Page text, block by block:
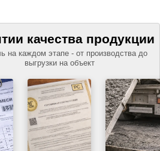
качества продукции
на каждом этапе - от производства до
выгрузки на объект